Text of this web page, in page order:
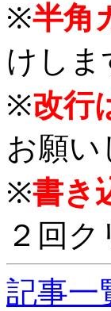
※半角
けしま
※改行
お願い
※書き
２回
記事一